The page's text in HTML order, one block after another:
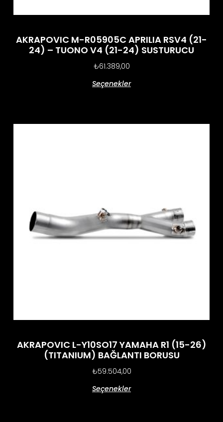
AKRAPOVIC M-R05905C APRILIA RSV4 (21-
24) – TUONO V4 (21-24) SUSTURUCU
₺61.389,00
Seçenekler
AKRAPOVIC L-Y10SO17 YAMAHA R1 (15-26)
(TITANIUM) BAĞLANTI BORUSU
₺59.504,00
Seçenekler